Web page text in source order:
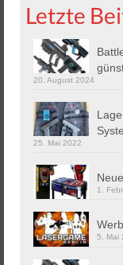
Letzte
20. August 2024
25. Mai 2022
1.
5. Mai